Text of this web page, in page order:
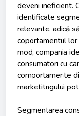
deveni ineficient.
identificate
relevante, adică
coportamentul lor
mod, compania
consumatori cu
comportamente
marketitngului
Segmentarea